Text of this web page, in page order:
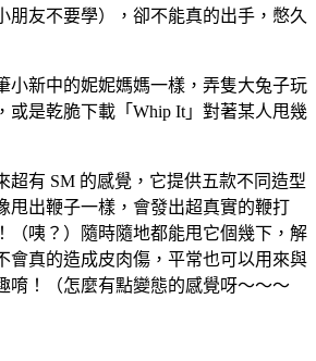
朋友不要學），卻不能真的出手，憋久
小新中的妮妮媽媽一樣，弄隻大兔子玩
或是乾脆下載「Whip It」對著某人甩幾
超有 SM 的感覺，它提供五款不同造型
甩出鞭子一樣，會發出超真實的鞭打
（咦？）隨時隨地都能甩它個幾下，解
會真的造成皮肉傷，平常也可以用來與
唷！（怎麼有點變態的感覺呀～～～